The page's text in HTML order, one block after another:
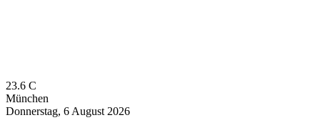
23.6 C
München
Donnerstag, 6 August 2026